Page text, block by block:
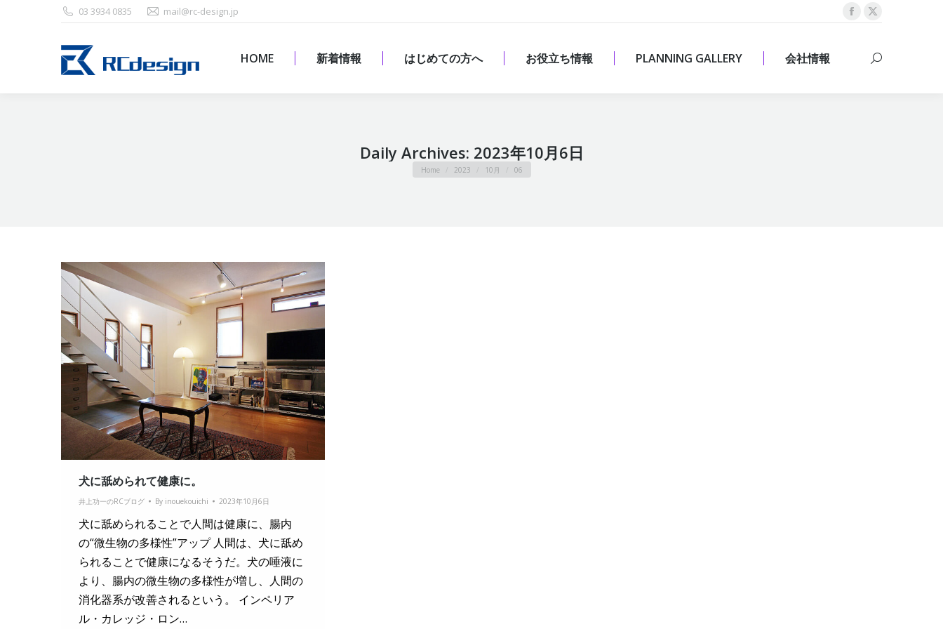
03 3934 0835 mail@rc-design.jp
Facebook
opens
X
opens
HOME 新着情報 はじめての方へ お役立ち情報 PLANNING GALLERY 会社情報 Search:
Daily Archives: 2023年10月6日
You are here:
Home 2023 10月 06
犬に舐められて健康に。
井上功一のRCブログ By inouekouichi 2023年10月6日
犬に舐められることで人間は健康に、腸内
の“微生物の多様性”アップ 人間は、犬に舐め
られることで健康になるそうだ。犬の唾液に
より、腸内の微生物の多様性が増し、人間の
消化器系が改善されるという。 インペリア
ル・カレッジ・ロン…
HOME 新着情報 はじめての方へ お役立ち情報 PLANNING GALLERY 会社情報 Search: